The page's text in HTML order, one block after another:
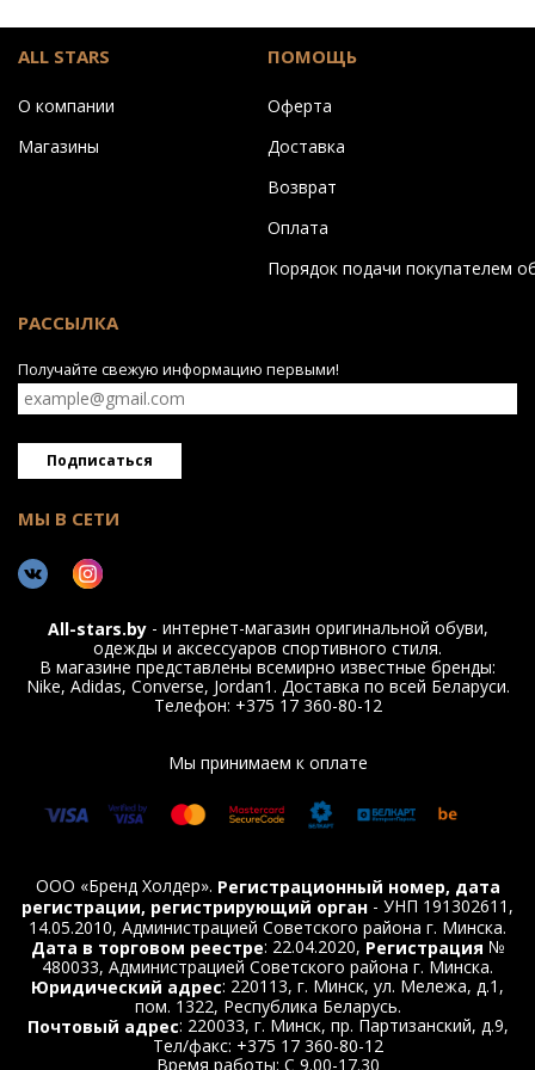
ALL STARS
О компании
Магазины
ПОМОЩЬ
Оферта
Доставка
Возврат
Оплата
Порядок подачи покупателем
РАССЫЛКА
Получайте свежую информацию первыми!
Подписаться
МЫ В СЕТИ
All-stars.by- интернет-магазин оригинальной обуви,
одежды и аксессуаров спортивного стиля.
В магазине представлены всемирно известные бренды:
Nike, Adidas, Converse, Jordan1. Доставка по всей Беларуси.
Телефон: +375 17 360-80-12
Мы принимаем к оплате
ООО «Бренд Холдер». Регистрационный номер, дата
регистрации, регистрирующий орган - УНП 191302611,
14.05.2010, Администрацией Советского района г. Минска.
Дата в торговом реестре: 22.04.2020,Регистрация №
480033, Администрацией Советского района г. Минска.
Юридический адрес: 220113, г. Минск, ул. Мележа, д.1,
пом. 1322, Республика Беларусь.
Почтовый адрес: 220033, г. Минск, пр. Партизанский, д.9,
Тел/факс: +375 17 360-80-12
Время работы: С 9.00-17.30